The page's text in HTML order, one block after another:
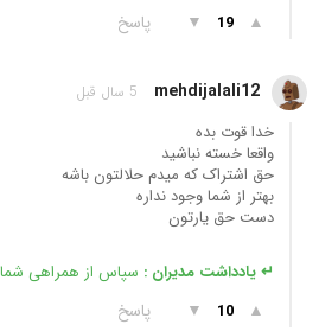
▲
19
▼ پاسخ
mehdijalali12 5 سال قبل
خدا قوت بده
واقعا خسته نباشید
حق اشتراک که میدم حلالتون باشه
بهتر از شما وجود نداره
دست حق یارتون
↵ یادداشت مدیران : سپاس از همراهی شما
▲
10
▼ پاسخ